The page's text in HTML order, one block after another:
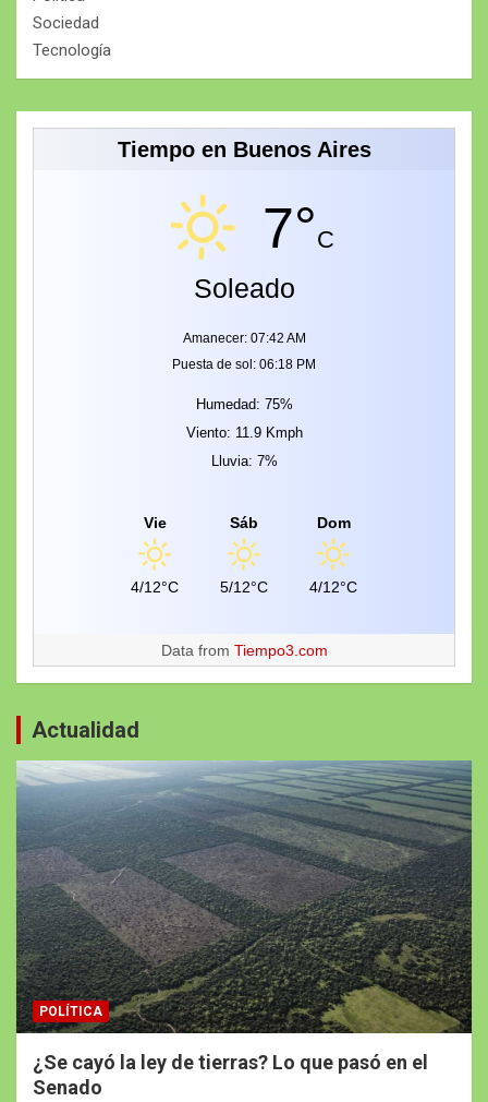
Sociedad
Tecnología
Tiempo en Buenos Aires
7°C
Soleado
Amanecer: 07:42 AM
Puesta de sol: 06:18 PM
Humedad: 75%
Viento: 11.9 Kmph
Lluvia: 7%
Vie
4/12°C
Sáb
5/12°C
Dom
4/12°C
Data from Tiempo3.com
Actualidad
POLÍTICA
¿Se cayó la ley de tierras? Lo que pasó en el
Senado